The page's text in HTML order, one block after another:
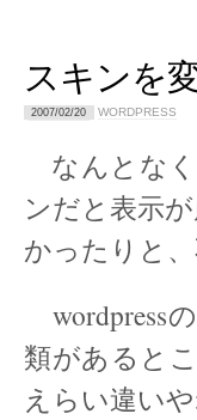
スキンを
2007/02/20 WORDPRESS
なんとなく
ンだと表示
かったりと
wordpress
類があると
えらい違いや